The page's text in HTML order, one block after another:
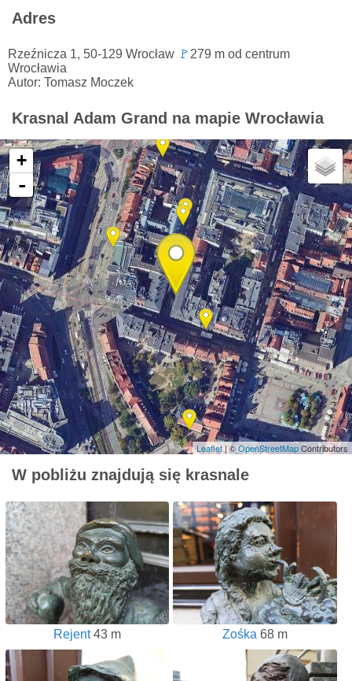
Adres
Rzeźnicza 1, 50-129 Wrocław 🚩 279 m od centrum
Wrocławia
Autor: Tomasz Moczek
Krasnal Adam Grand na mapie Wrocławia
+
-
Leaflet| ©OpenStreetMapContributors
W pobliżu znajdują się krasnale
Rejent43 m Zośka 68 m